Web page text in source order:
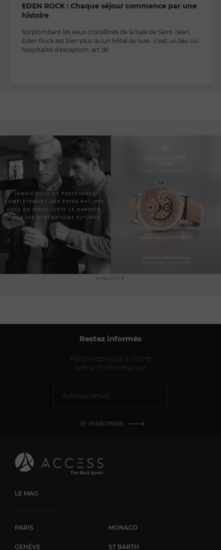
EDEN ROCK : Chaque séjour commence par une
histoire
Surplombant les eaux cristallines de la baie de Saint-Jean,
Eden Rock est bien plus qu'un hôtel de luxe : c'est un lieu où
hospitalité d'exception, art de
Restez informés
Abonnez-vous à notre
lettre d'information
JE M'ABONNE
LE MAG
PARIS MONACO
GENÈVE ST BARTH